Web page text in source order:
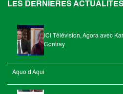
LES DERNIÈRES ACTUALITÉS
ICI Télévision, Agora avec
Contray
Aquo d'Aqui